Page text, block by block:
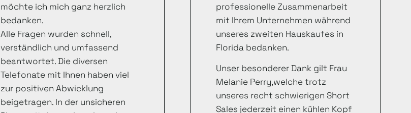
möchte ich mich ganz herzlich
bedanken.
Alle Fragen wurden schnell,
verständlich und umfassend
beantwortet. Die diversen
Telefonate mit Ihnen haben viel
zur positiven Abwicklung
beigetragen. In der unsicheren
professionelle Zusammenarbeit
mit Ihrem Unternehmen während
unseres zweiten Hauskaufes in
Florida bedanken.
Unser besonderer Dank gilt Frau
Melanie Perry,welche trotz
unseres recht schwierigen Short
Sales jederzeit einen kühlen Kopf